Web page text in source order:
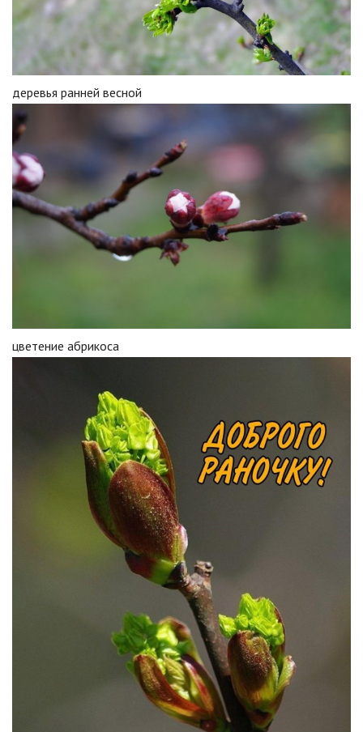
деревья ранней весной
цветение абрикоса